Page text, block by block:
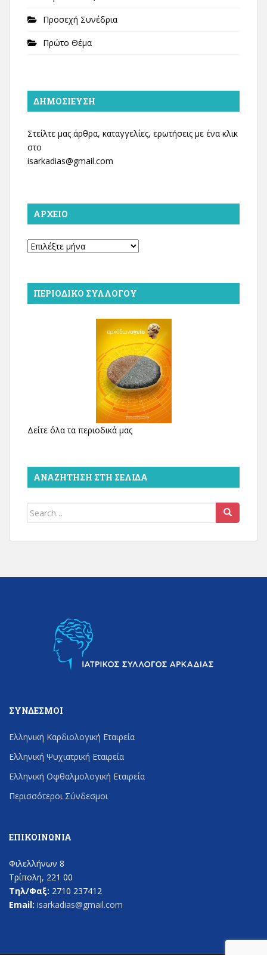
Προσεχή Συνέδρια
Πρώτο Θέμα
ΔΗΜΟΣΊΕΥΣΗ
Στείλτε μας άρθρα, καταγγελίες, ερωτήσεις με ένα κλικ
στο
isarkadias@gmail.com
ΑΡΧΕΊΟ
Αρχείο
ΠΕΡΙΟΔΙΚΌ ΣΥΛΛΌΓΟΥ
Δείτε όλα τα περιοδικά μας
ΑΝΑΖΉΤΗΣΗ ΣΤΗ ΣΕΛΊΔΑ
Search
ΣΎΝΔΕΣΜΟΙ
Ελληνική Καρδιολογική Εταιρεία
Ελληνική Ψυχιατρική Εταιρεία
Ελληνική Οφθαλμολογική Εταιρεία
Περισσότεροι Σύνδεσμοι
ΕΠΙΚΟΙΝΩΝΊΑ
Φιλελλήνων 8
Τρίπολη, 221 00
Τηλ/Φαξ: 2710 237412
Email: isarkadias@gmail.com